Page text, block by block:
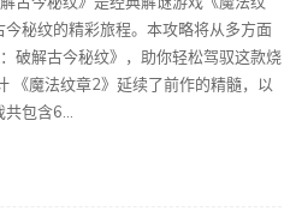
秘纹的精彩旅程。本攻略将从多方面
破解古今秘纹》，助你轻松驾驭这款烧
《魔法纹章2》延续了前作的精髓，以
包含6...